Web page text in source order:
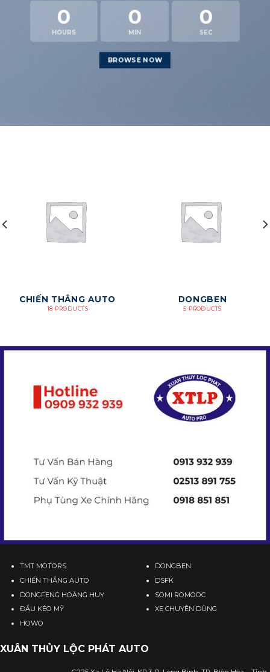
0
HOURS
0
MIN
0
SEC
BROWSE NOW
CHIẾN THẮNG AUTO
18 PRODUCTS
DONGBEN
5 PRODUCTS
TMT MOTORS
CHIẾN THẮNG AUTO
DONGFENG HOÀNG HUY
ĐẦU KÉO MỸ
HOWO
DONGBEN
DSFK
SOMI ROMOOC
XE CHUYÊN DÙNG
XUÂN THỦY LỘC PHÁT AUTO